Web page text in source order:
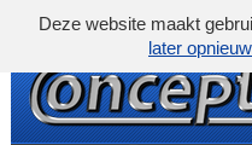
Deze website maakt
later